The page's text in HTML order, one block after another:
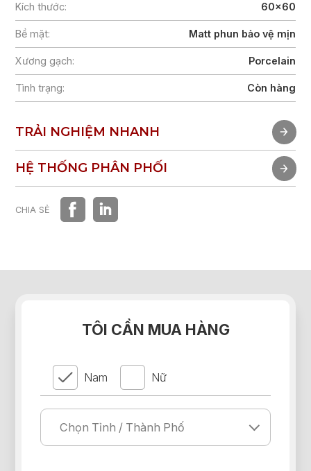
Kích thước: 60x60
Bề mặt: Matt phun bảo vệ mịn
Xương gạch: Porcelain
Tình trạng: Còn hàng
TRẢI NGHIỆM NHANH
TRẢI NGHIỆM NHANH
HỆ THỐNG PHÂN PHỐI
HỆ THỐNG PHÂN PHỐI
CHIA SẺ
TÔI CẦN MUA HÀNG
Nam Nữ